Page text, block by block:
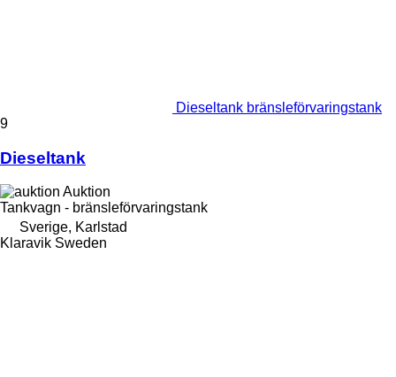
Dieseltank bränsleförvaringstank
9
Dieseltank
Auktion
Tankvagn - bränsleförvaringstank
Sverige, Karlstad
Klaravik Sweden